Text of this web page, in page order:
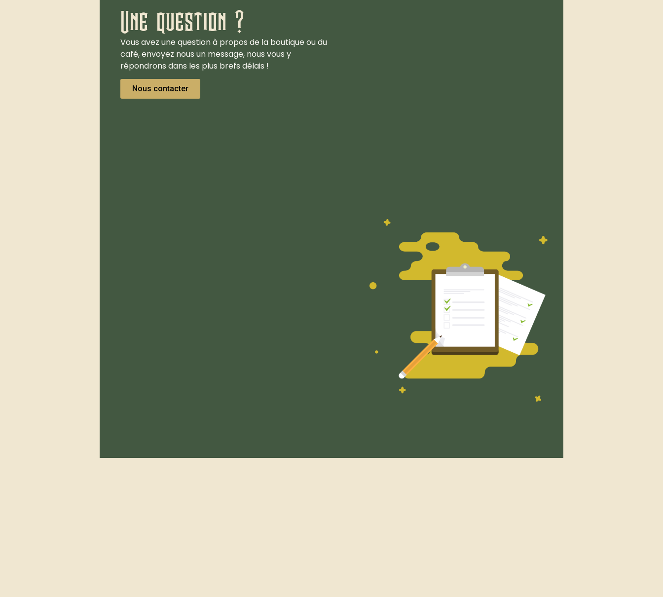
Une question ?
Vous avez une question à propos de la boutique ou du
café, envoyez nous un message, nous vous y
répondrons dans les plus brefs délais !
Nous contacter